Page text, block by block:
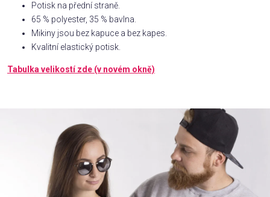
Příležitosti
Potisk na přední straně.
65 % polyester, 35 % bavlna.
Mikiny jsou bez kapuce a bez kapes.
Kvalitní elastický potisk.
Tabulka velikostí zde (v novém okně)